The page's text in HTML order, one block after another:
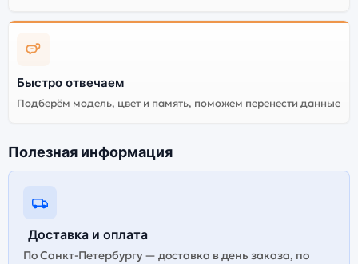
Быстро отвечаем
Подберём модель, цвет и память, поможем перенести данные
Полезная информация
Доставка и оплата
По Санкт-Петербургу — доставка в день заказа, по